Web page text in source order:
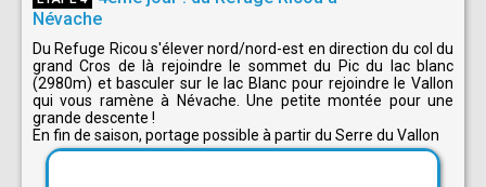
Névache
Du Refuge Ricou s'élever nord/nord-est en direction du col du
grand Cros de là rejoindre le sommet du Pic du lac blanc
(2980m) et basculer sur le lac Blanc pour rejoindre le Vallon
qui vous ramène à Névache. Une petite montée pour une
grande descente !
En fin de saison, portage possible à partir du Serre du Vallon